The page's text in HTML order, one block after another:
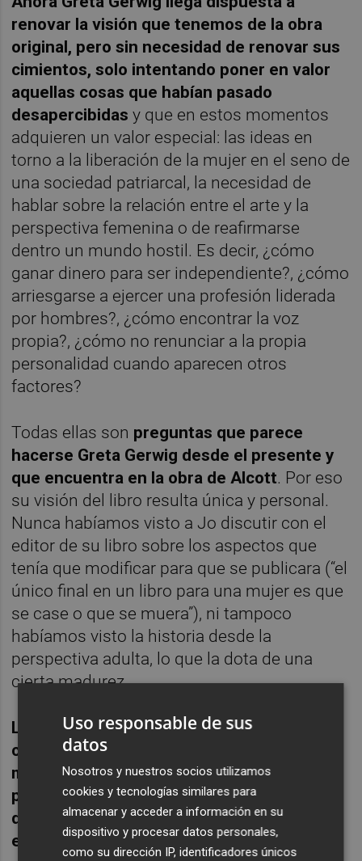
renovar la visión que tenemos de la obra
original, pero sin necesidad de renovar sus
cimientos, solo intentando poner en valor
aquellas cosas que habían pasado
desapercibidas y que en estos momentos
adquieren un valor especial: las ideas en
torno a la liberación de la mujer en el seno de
una sociedad patriarcal, la necesidad de
hablar sobre la relación entre el arte y la
perspectiva femenina o de reafirmarse
dentro un mundo hostil. Es decir, ¿cómo
ganar dinero para ser independiente?, ¿cómo
arriesgarse a ejercer una profesión liderada
por hombres?, ¿cómo encontrar la voz
propia?, ¿cómo no renunciar a la propia
personalidad cuando aparecen otros
factores?
Todas ellas son preguntas que parece
hacerse Greta Gerwig desde el presente y
que encuentra en la obra de Alcott. Por eso
su visión del libro resulta única y personal.
Nunca habíamos visto a Jo discutir con el
editor de su libro sobre los aspectos que
tenía que modificar para que se publicara (“el
único final en un libro para una mujer es que
se case o que se muera”), ni tampoco
habíamos visto la historia desde la
perspectiva adulta, lo que la dota de una
cierta madurez.
La directora utiliza un material por todos
conocidos para pasarlo por el filtro de su
mirada y de sus intereses y obrar el
pequeño milagro de hacer con él algo
diferente inundado de una frescura
enriquecedora.
Uso responsable de sus
datos
Nosotros y nuestros socios utilizamos
cookies y tecnologías similares para
almacenar y acceder a información en su
dispositivo y procesar datos personales,
como su dirección IP, identificadores únicos